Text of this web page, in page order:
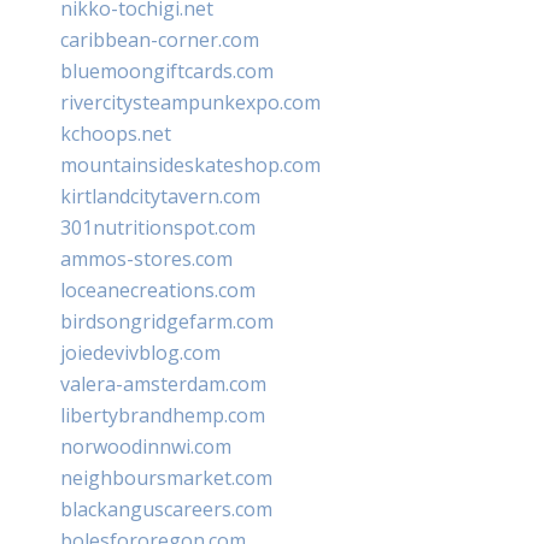
nikko-tochigi.net
caribbean-corner.com
bluemoongiftcards.com
rivercitysteampunkexpo.com
kchoops.net
mountainsideskateshop.com
kirtlandcitytavern.com
301nutritionspot.com
ammos-stores.com
loceanecreations.com
birdsongridgefarm.com
joiedevivblog.com
valera-amsterdam.com
libertybrandhemp.com
norwoodinnwi.com
neighboursmarket.com
blackanguscareers.com